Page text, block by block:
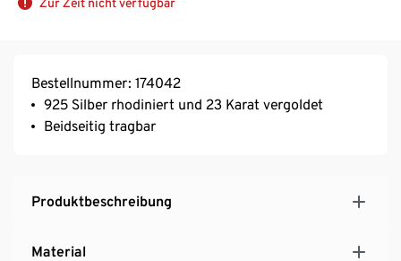
Bestellnummer: 174042
925 Silber rhodiniert und 23 Karat vergoldet
Beidseitig tragbar
Produktbeschreibung
Material